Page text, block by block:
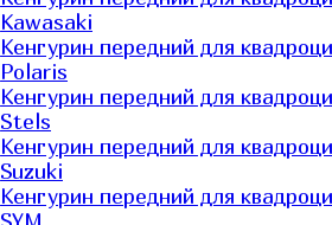
Kawasaki
Кенгурин передний для
Polaris
Кенгурин передний для
Stels
Кенгурин передний для
Suzuki
Кенгурин передний для